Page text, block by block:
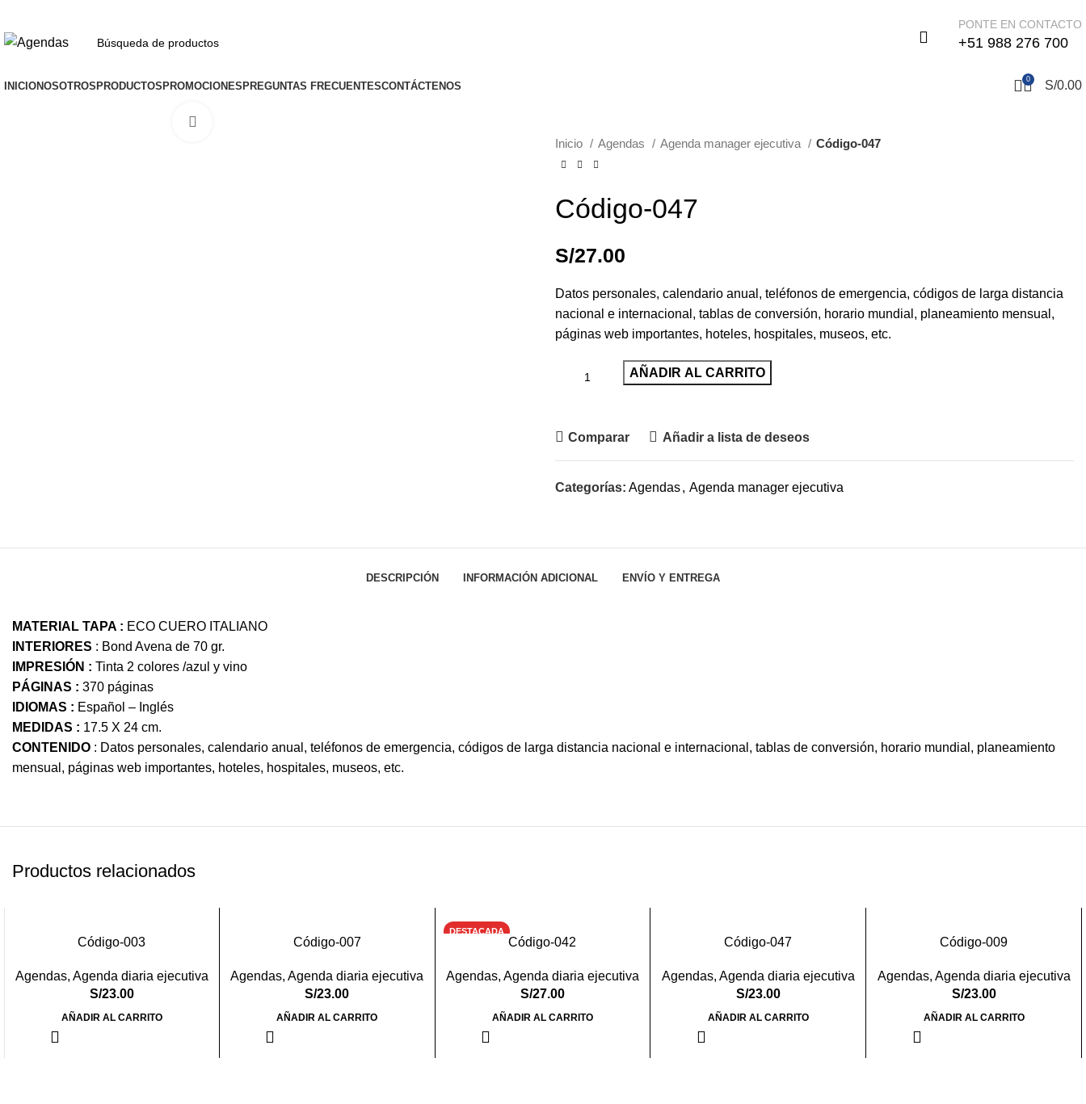
PONTE EN CONTACTO
+51 988 276 700
INICIONOSOTROSPRODUCTOSPROMOCIONESPREGUNTAS FRECUENTESCONTÁCTENOS
0 S/0.00
Inicio Agendas Agenda manager ejecutiva Código-047
Código-047
S/27.00
Datos personales, calendario anual, teléfonos de emergencia, códigos de larga distancia
nacional e internacional, tablas de conversión, horario mundial, planeamiento mensual,
páginas web importantes, hoteles, hospitales, museos, etc.
AÑADIR AL CARRITO
Comparar Añadir a lista de deseos
Categorías: Agendas, Agenda manager ejecutiva
DESCRIPCIÓN INFORMACIÓN ADICIONAL ENVÍO Y ENTREGA
MATERIAL TAPA : ECO CUERO ITALIANO
INTERIORES : Bond Avena de 70 gr.
IMPRESIÓN : Tinta 2 colores /azul y vino
PÁGINAS : 370 páginas
IDIOMAS : Español – Inglés
MEDIDAS : 17.5 X 24 cm.
CONTENIDO : Datos personales, calendario anual, teléfonos de emergencia, códigos de larga distancia nacional e internacional, tablas de conversión, horario mundial, planeamiento
mensual, páginas web importantes, hoteles, hospitales, museos, etc.
Productos relacionados
Código-003
Agendas, Agenda diaria ejecutiva
S/23.00
AÑADIR AL CARRITO
Código-007
Agendas,Agenda diaria ejecutiva
S/23.00
AÑADIR AL CARRITO
DESTACADA
Código-042
Agendas, Agenda diaria ejecutiva
S/27.00
AÑADIR AL CARRITO
Código-047
Agendas, Agenda diaria ejecutiva
S/23.00
AÑADIR AL CARRITO
Código-009
Agendas, Agenda diaria ejecutiva
S/23.00
AÑADIR AL CARRITO